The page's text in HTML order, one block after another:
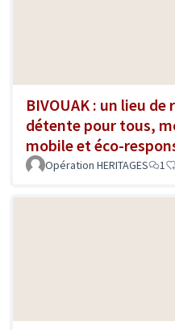
BIVOUAK : un lieu
détente pour tous,
mobile et éco-
Opération HERITAGES 1